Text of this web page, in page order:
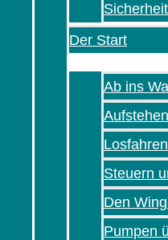
Sicherheit
Der Start
Ab ins
Aufstehen
Steuern
Den
Pumpen